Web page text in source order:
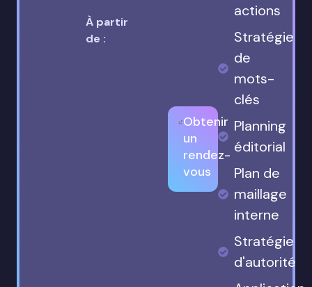
À partir
de :
Obtenir
un
rendez-
vous
actions
Stratégie
de
mots-
clés
Planning
éditorial
Plan de
maillage
interne
Stratégie
d'autorité